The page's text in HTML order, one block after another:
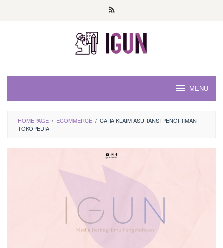
MENU
HOMEPAGE / ECOMMERCE / CARA KLAIM ASURANSI PENGIRIMAN
TOKOPEDIA